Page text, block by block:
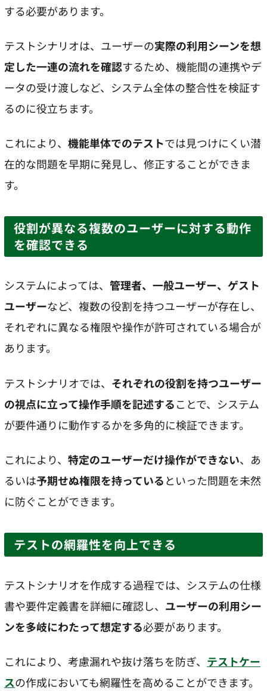
する必要があります。
テストシナリオは、ユーザーの実際の利用シーンを想
定した一連の流れを確認するため、機能間の連携やデ
ータの受け渡しなど、システム全体の整合性を検証す
るのに役立ちます。
これにより、 機能単体でのテストでは見つけにくい潜
在的な問題を早期に発見し、修正することができま
す。
役割が異なる複数のユーザーに対する動作
を確認できる
システムによっては、 管理者、一般ユーザー、ゲスト
ユーザーなど、複数の役割を持つユーザーが存在し、
それぞれに異なる権限や操作が許可されている場合が
あります。
テストシナリオでは、 それぞれの役割を持つユーザー
の視点に立って操作手順を記述することで、システム
が要件通りに動作するかを多角的に検証できます。
これにより、 特定のユーザーだけ操作ができない、あ
るいは予期せぬ権限を持っているといった問題を未然
に防ぐことができます。
テストの網羅性を向上できる
テストシナリオを作成する過程では、システムの仕様
書や要件定義書を詳細に確認し、 ユーザーの利用シー
ンを多岐にわたって想定する必要があります。
これにより、考慮漏れや抜け落ちを防ぎ、 テストケー
スの作成においても網羅性を高めることができます。